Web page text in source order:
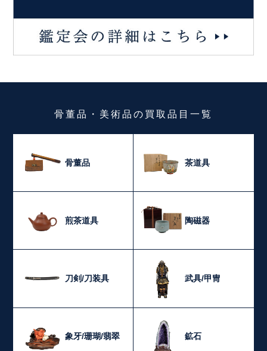
骨董品・美術品の買取品目一覧
骨董品 茶道具
煎茶道具 陶磁器
刀剣/刀装具 武具/甲冑
象牙/珊瑚/翡翠 鉱石